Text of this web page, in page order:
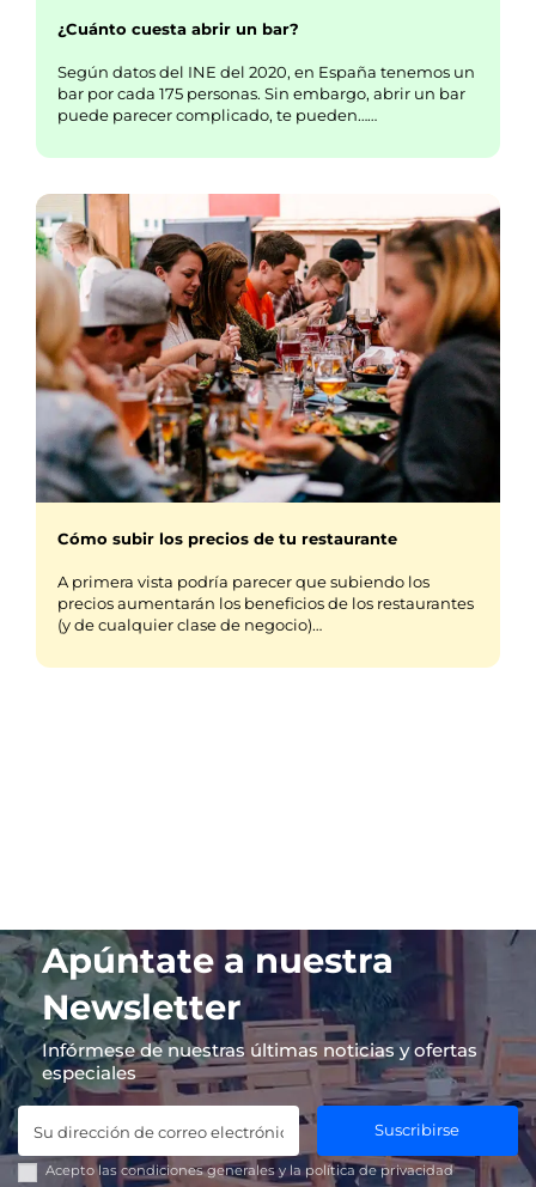
¿Cuánto cuesta abrir un bar?
Según datos del INE del 2020, en España tenemos un
bar por cada 175 personas. Sin embargo, abrir un bar
puede parecer complicado, te pueden……
Cómo subir los precios de tu restaurante
A primera vista podría parecer que subiendo los
precios aumentarán los beneficios de los restaurantes
(y de cualquier clase de negocio)…
Apúntate a nuestra
Newsletter
Infórmese de nuestras últimas noticias y ofertas
especiales
Suscribirse
Acepto las condiciones generales y lapolítica de privacidad